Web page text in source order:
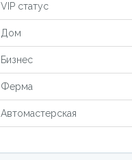
VIP статус
Дом
Бизнес
Ферма
Автомастерская